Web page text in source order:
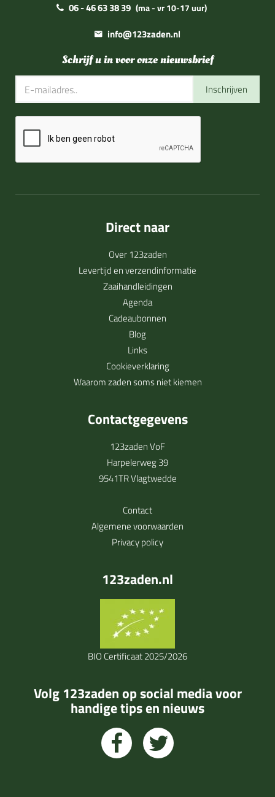
06 - 46 63 38 39 (ma - vr 10-17 uur)
info@123zaden.nl
Schrijf u in voor onze nieuwsbrief
Inschrijven
Direct naar
Over 123zaden
Levertijd en verzendinformatie
Zaaihandleidingen
Agenda
Cadeaubonnen
Blog
Links
Cookieverklaring
Waarom zaden soms niet kiemen
Contactgegevens
123zaden VoF
Harpelerweg 39
9541TR Vlagtwedde
Contact
Algemene voorwaarden
Privacy policy
123zaden.nl
BIO Certificaat 2025/2026
Volg 123zaden op social media voor
handige tips en nieuws